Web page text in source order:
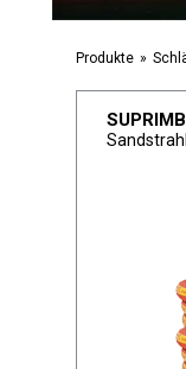
Produkte